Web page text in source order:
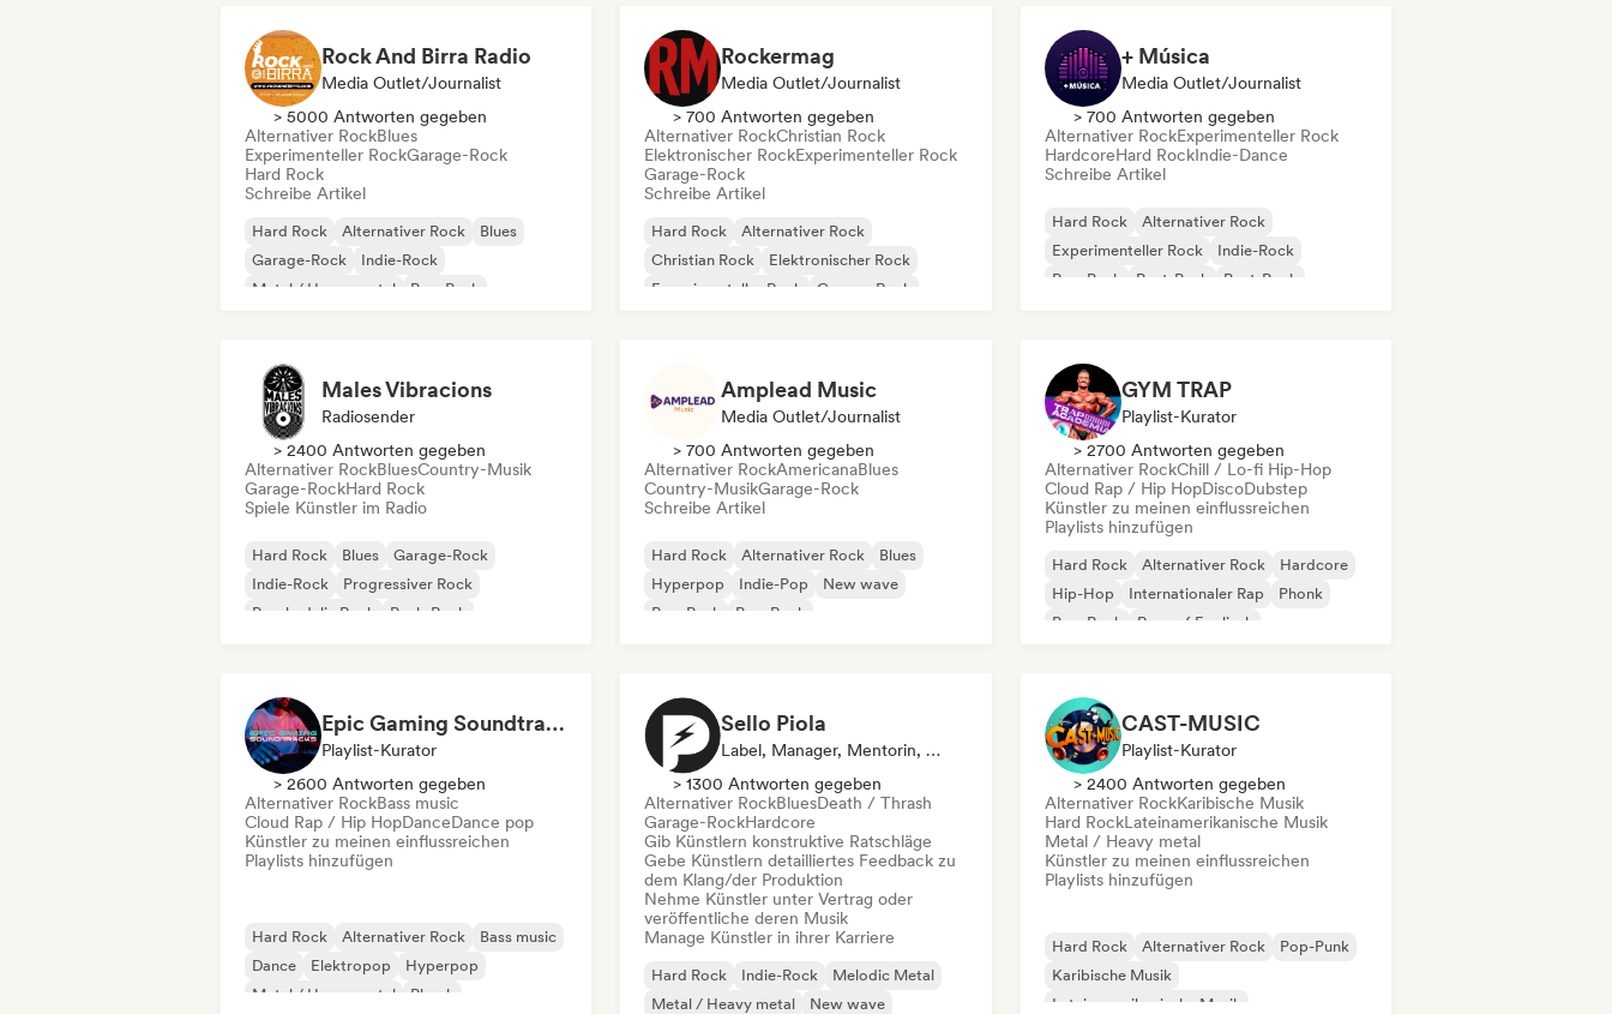
Rock And Birra Radio
Media Outlet/Journalist
> 5000 Antworten gegeben
Alternativer RockBlues
Experimenteller RockGarage-Rock
Hard Rock
Schreibe Artikel
Hard Rock Alternativer Rock
Blues
Garage-Rock
Indie-Rock
Metal / Heavy metal
Pop-Punk
Rockermag
Media Outlet/Journalist
> 700 Antworten gegeben
Alternativer RockChristian Rock
Elektronischer RockExperimenteller Rock
Garage-Rock
Schreibe Artikel
Hard Rock
Alternativer Rock
Christian Rock
Elektronischer Rock
Experimenteller Rock
Garage-Rock
+ Música
Media Outlet/Journalist
> 700 Antworten gegeben
Alternativer RockExperimenteller Rock
HardcoreHard RockIndie-Dance
Schreibe Artikel
Hard Rock
Alternativer Rock
Experimenteller Rock
Indie-Rock
Pop-Punk
Post-Punk
Post-Rock
Males Vibracions
Radiosender
> 2400 Antworten gegeben
Alternativer RockBluesCountry-Musik
Garage-RockHard Rock
Spiele Künstler im Radio
Hard Rock Blues
Garage-Rock
Indie-Rock
Progressiver Rock
Psychedelic Rock
Punk-Rock
Amplead Music
Media Outlet/Journalist
> 700 Antworten gegeben
Alternativer RockAmericanaBlues
Country-MusikGarage-Rock
Schreibe Artikel
Hard Rock Alternativer Rock
Blues
Hyperpop
Indie-Pop
New wave
Pop-Punk
Pop-Rock
GYM TRAP
Playlist-Kurator
> 2700 Antworten gegeben
Alternativer RockChill / Lo-fi Hip-Hop
Cloud Rap / Hip HopDiscoDubstep
Künstler zu meinen einflussreichen
Playlists hinzufügen
Hard Rock Alternativer Rock
Hardcore
Hip-Hop
Internationaler Rap
Phonk
Pop-Rock
Rap auf Englisch
Epic Gaming Soundtracks
Playlist-Kurator
> 2600 Antworten gegeben
Alternativer RockBass music
Cloud Rap / Hip HopDanceDance pop
Künstler zu meinen einflussreichen
Playlists hinzufügen
Hard Rock Alternativer Rock
Bass music
Dance
Elektropop
Hyperpop
Metal / Heavy metal
Phonk
Sello Piola
Label, Manager, Mentorin, Sound Experte
> 1300 Antworten gegeben
Alternativer RockBluesDeath / Thrash
Garage-RockHardcore
Gib Künstlern konstruktive Ratschläge
Gebe Künstlern detailliertes Feedback zu
dem Klang/der Produktion
Nehme Künstler unter Vertrag oder
veröffentliche deren Musik
Manage Künstler in ihrer Karriere
Hard Rock Indie-Rock
Melodic Metal
Metal / Heavy metal
New wave
CAST-MUSIC
Playlist-Kurator
> 2400 Antworten gegeben
Alternativer RockKaribische Musik
Hard RockLateinamerikanische Musik
Metal / Heavy metal
Künstler zu meinen einflussreichen
Playlists hinzufügen
Hard Rock Alternativer Rock
Pop-Punk
Karibische Musik
Lateinamerikanische Musik